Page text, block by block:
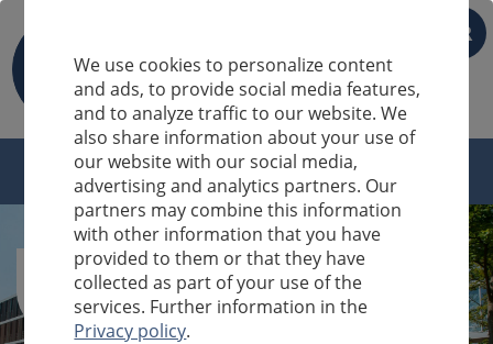
FR
We use cookies to personalize content
and ads, to provide social media features,
and to analyze traffic to our website. We
also share information about your use of
our website with our social media,
advertising and analytics partners. Our
partners may combine this information
with other information that you have
provided to them or that they have
collected as part of your use of the
services. Further information in the
Privacy policy.